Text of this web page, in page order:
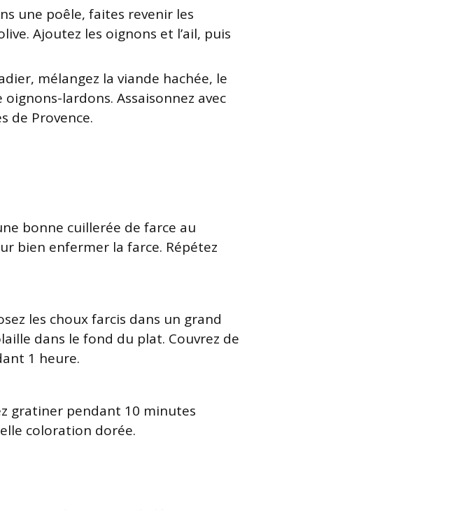
une poêle, faites revenir les
Ajoutez les oignons et l’ail, puis
mélangez la viande hachée, le
lardons. Assaisonnez avec
de Provence.
bonne cuillerée de farce au
bien enfermer la farce. Répétez
les choux farcis dans un grand
dans le fond du plat. Couvrez de
1 heure.
gratiner pendant 10 minutes
coloration dorée.